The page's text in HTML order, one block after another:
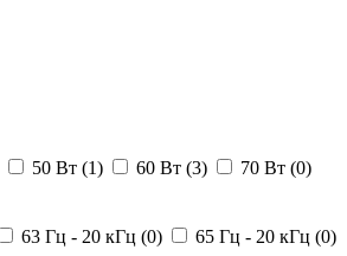
50 Вт (1) 60 Вт (3) 70 Вт (0)
63 Гц - 20 кГц (0) 65 Гц - 20 кГц (0)